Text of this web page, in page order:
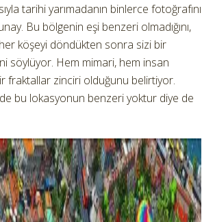
tarihi yarımadanın binlerce fotoğrafını
Bu bölgenin eşi benzeri olmadığını,
köşeyi döndükten sonra sizi bir
söylüyor. Hem mimari, hem insan
fraktallar zinciri olduğunu belirtiyor.
bu lokasyonun benzeri yoktur diye de